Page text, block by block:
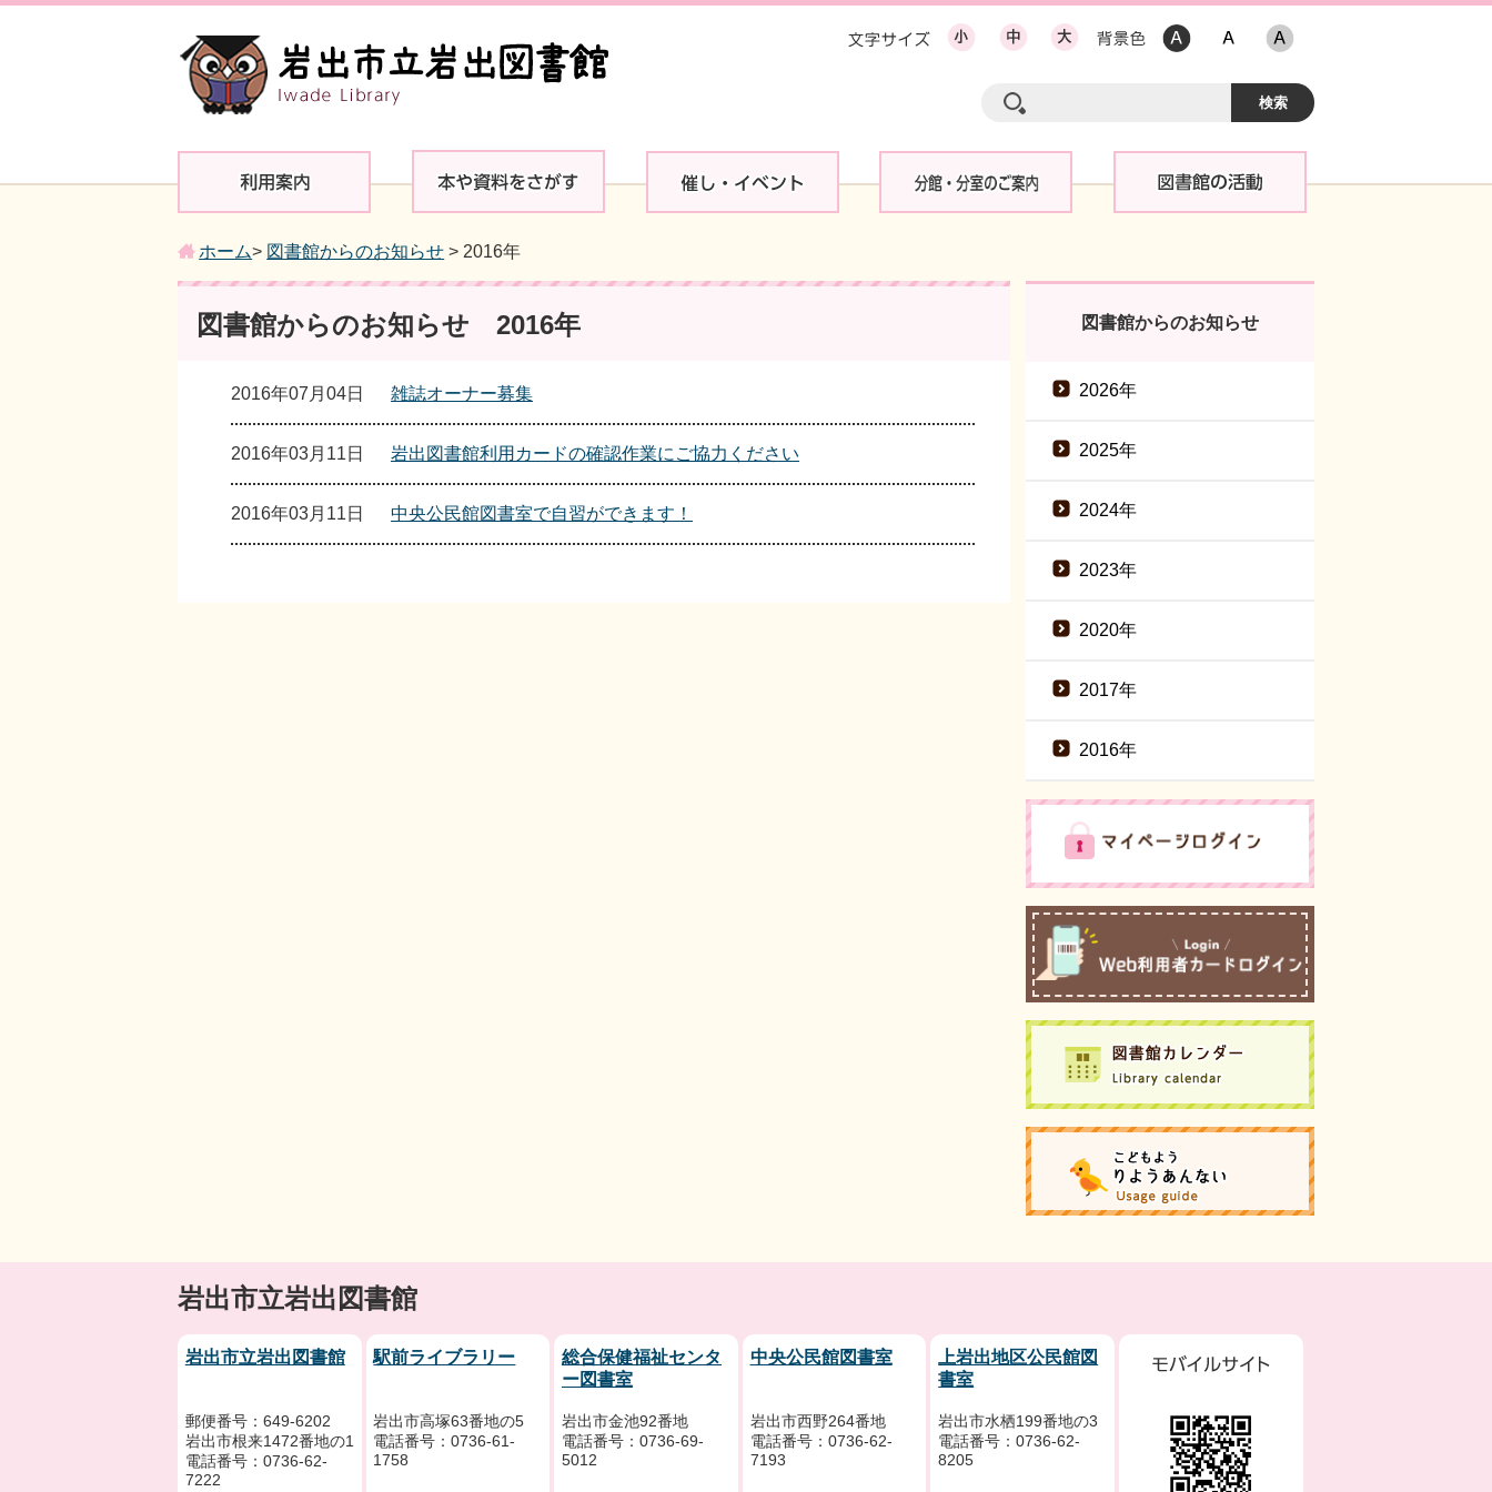
ホーム> 図書館からのお知らせ > 2016年
図書館からのお知らせ 2016年
2016年07月04日 雑誌オーナー募集
2016年03月11日 岩出図書館利用カードの確認作業にご協力ください
2016年03月11日 中央公民館図書室で自習ができます！
図書館からのお知らせ
2026年
2025年
2024年
2023年
2020年
2017年
2016年
岩出市立岩出図書館
岩出市立岩出図書館
郵便番号：649-6202
岩出市根来1472番地の1
電話番号：0736-62-
7222
駅前ライブラリー
岩出市高塚63番地の5
電話番号：0736-61-
1758
総合保健福祉センタ
ー図書室
岩出市金池92番地
電話番号：0736-69-
5012
中央公民館図書室
岩出市西野264番地
電話番号：0736-62-
7193
上岩出地区公民館図
書室
岩出市水栖199番地の3
電話番号：0736-62-
8205